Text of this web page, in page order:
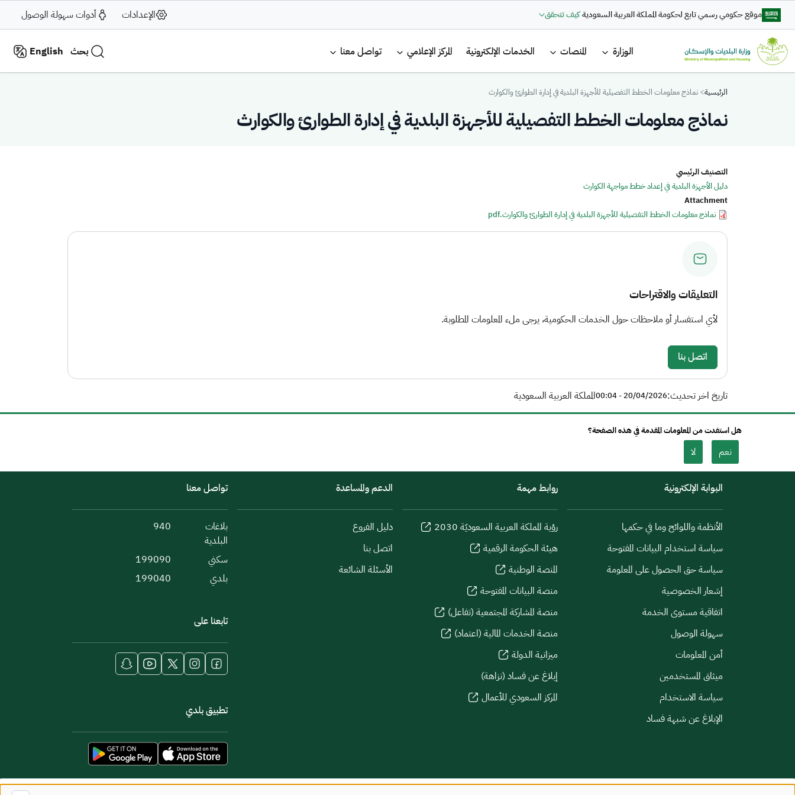
تجاوز إلى المحتوى الرئيسي
موقع حكومي رسمي تابع لحكومة المملكة العربية السعوديةكيف تتحقق الإعدادات أدوات سهولة الوصول
القائمة الرئيسية
الوزارة المنصات الخدمات الإلكترونية المركز الإعلامي تواصل معنا بحث English
Breadcrumb
الرئيسية نماذج معلومات الخطط التفصيلية للأجهزة البلدية في إدارة الطوارئ والكوارث
نماذج معلومات الخطط التفصيلية للأجهزة البلدية في إدارة الطوارئ والكوارث
التصنيف الرئيسي
دليل الأجهزة البلدية في إعداد خطط مواجهة الكوارث
Attachment
نماذج معلومات الخطط التفصيلية للأجهزة البلدية في إدارة الطوارئ والكوارث.pdf
التعليقات والاقتراحات
لأي استفسار أو ملاحظات حول الخدمات الحكومية، يرجى ملء المعلومات المطلوبة.
اتصل بنا
تاريخ اخر تحديث:20/04/2026 - 00:04 المملكة العربية السعودية
هل استفدت من المعلومات المقدمة في هذه الصفحة؟
نعم لا
البوابة الإلكترونية
الأنظمة واللوائح وما في حكمها
سياسة استخدام البيانات المفتوحة
سياسة حق الحصول على المعلومة
إشعار الخصوصية
اتفاقية مستوى الخدمة
سهولة الوصول
أمن المعلومات
ميثاق المستخدمين
سياسة الاستخدام
الإبلاغ عن شبهة فساد
روابط مهمة
رؤية المملكة العربية السعوديّة 2030
هيئة الحكومة الرقمية
المنصة الوطنية
منصة البيانات المفتوحة
منصة المشاركة المجتمعية (تفاعل)
منصة الخدمات المالية (اعتماد)
ميزانية الدولة
إبلاغ عن فساد (نزاهة)
المركز السعودي للأعمال
الدعم والمساعدة
دليل الفروع
اتصل بنا
الأسئلة الشائعة
تواصل معنا
بلاغات
البلدية
940
سكني
199090
بلدي
199040
تابعنا على
تطبيق بلدي